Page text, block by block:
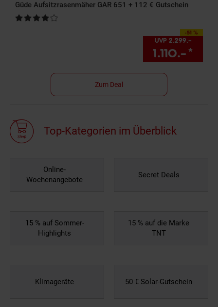
Güde Aufsitzrasenmäher GAR 651 + 112 € Gutschein
Kundenbewertung: 4,11 von 5 Sternen
-51 %
Sie Sparen 51 Prozent,
UVP2.299.–UVP :
1.110.–*
Zum Deal
Top-Kategorien im Überblick
Online-
Wochenangebote
Secret Deals
15 % auf Sommer-
Highlights
15 % auf die Marke
TNT
Klimageräte 50 € Solar-Gutschein